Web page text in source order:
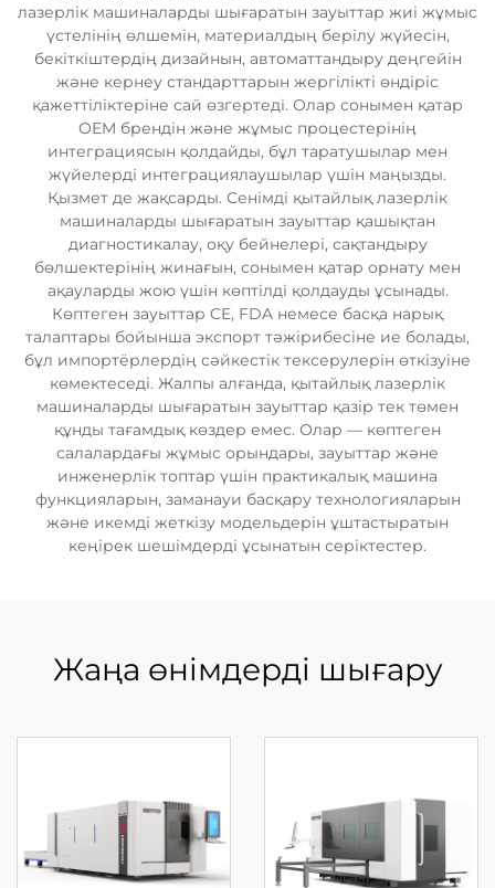
лазерлік машиналарды шығаратын зауыттар жиі жұмыс
үстелінің өлшемін, материалдың берілу жүйесін,
бекіткіштердің дизайнын, автоматтандыру деңгейін
және кернеу стандарттарын жергілікті өндіріс
қажеттіліктеріне сай өзгертеді. Олар сонымен қатар
OEM брендін және жұмыс процестерінің
интеграциясын қолдайды, бұл таратушылар мен
жүйелерді интеграциялаушылар үшін маңызды.
Қызмет де жақсарды. Сенімді қытайлық лазерлік
машиналарды шығаратын зауыттар қашықтан
диагностикалау, оқу бейнелері, сақтандыру
бөлшектерінің жинағын, сонымен қатар орнату мен
ақауларды жою үшін көптілді қолдауды ұсынады.
Көптеген зауыттар CE, FDA немесе басқа нарық
талаптары бойынша экспорт тәжірибесіне ие болады,
бұл импортёрлердің сәйкестік тексерулерін өткізуіне
көмектеседі. Жалпы алғанда, қытайлық лазерлік
машиналарды шығаратын зауыттар қазір тек төмен
құнды тағамдық көздер емес. Олар — көптеген
салалардағы жұмыс орындары, зауыттар және
инженерлік топтар үшін практикалық машина
функцияларын, заманауи басқару технологияларын
және икемді жеткізу модельдерін ұштастыратын
кеңірек шешімдерді ұсынатын серіктестер.
Жаңа өнімдерді шығару